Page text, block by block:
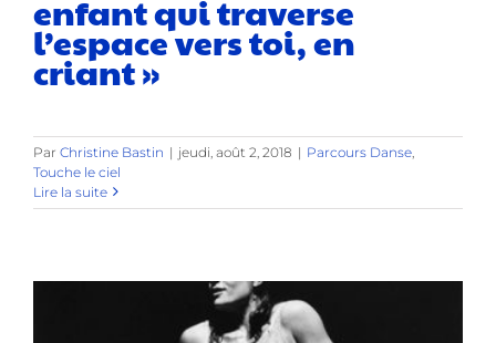
enfant qui traverse
l’espace vers toi, en
criant »
Par Christine Bastin | jeudi, août 2, 2018 | Parcours Danse
Touche le ciel
Lire la suite